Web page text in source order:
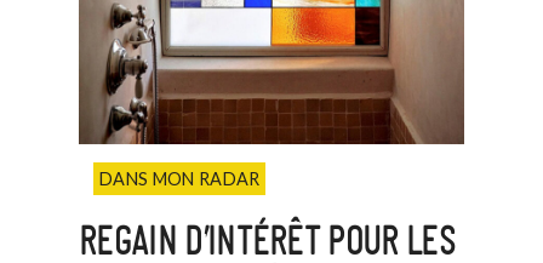
DANS MON RADAR
REGAIN D’INTÉRÊT POUR LES